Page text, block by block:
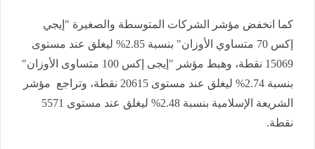
كما انخفض مؤشر الشركات المتوسطة والصغيرة "إيجي
إكس 70 متساوي الأوزان" بنسبة 2.85% ليغلق عند مستوى
15069 نقطة، وهبط مؤشر "إيجى إكس 100 متساوى الأوزان"
بنسبة 2.74% ليغلق عند مستوى 20615 نقطة، وتراجع مؤشر
الشريعة الإسلامية بنسبة 2.48% ليغلق عند مستوى 5571
نقطة.